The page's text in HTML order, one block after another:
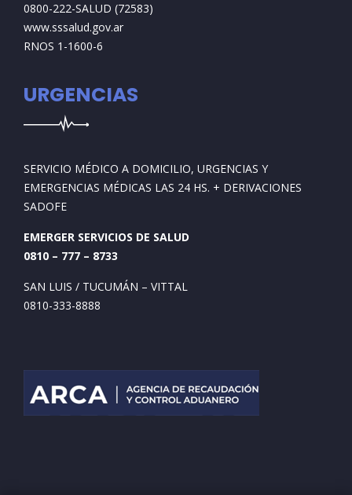
0800-222-SALUD (72583)
www.sssalud.gov.ar
RNOS 1-1600-6
URGENCIAS
SERVICIO MÉDICO A DOMICILIO, URGENCIAS Y
EMERGENCIAS MÉDICAS LAS 24 HS. + DERIVACIONES
SADOFE
EMERGER SERVICIOS DE SALUD
0810 – 777 – 8733
SAN LUIS / TUCUMÁN – VITTAL
0810-333-8888